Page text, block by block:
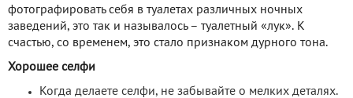
фотографировать себя в туалетах различных ночных
заведений, это так и называлось – туалетный «лук». К
счастью, со временем, это стало признаком дурного тона.
Хорошее селфи
Когда делаете селфи, не забывайте о мелких деталях.